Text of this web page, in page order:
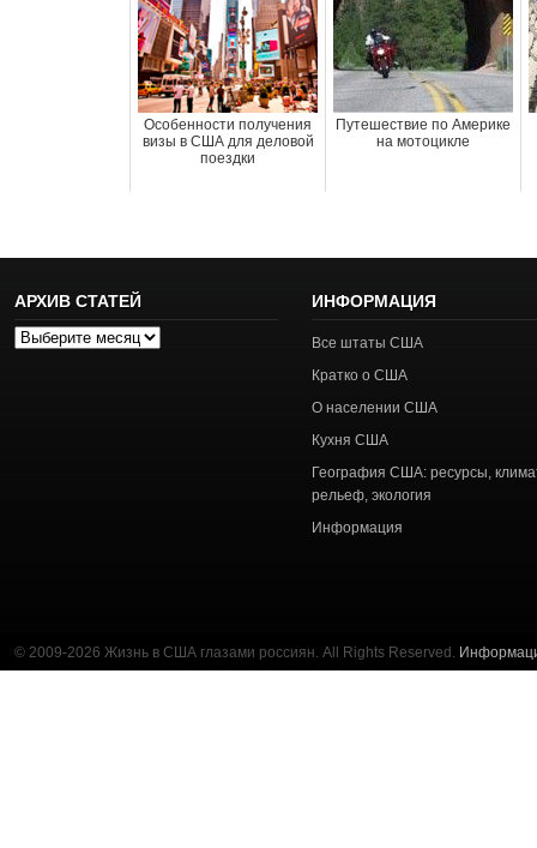
Особенности получения
визы в США для деловой
поездки
Путешествие по Америке
на мотоцикле
АРХИВ СТАТЕЙ
Архив
ИНФОРМАЦИЯ
Все штаты США
Кратко о США
О населении США
Кухня США
География США: ресурсы,
рельеф, экология
Информация
© 2009-2026 Жизнь в США глазами россиян. All Rights Reserved.